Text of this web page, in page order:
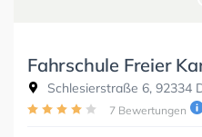
Fahrschule Freier
Schlesierstraße 6, 92334
7 Bewertungen